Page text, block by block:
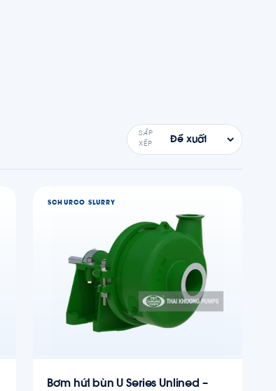
SẮP
XẾP
SCHURCO SLURRY
Bơm hút bùn U Series Unlined –